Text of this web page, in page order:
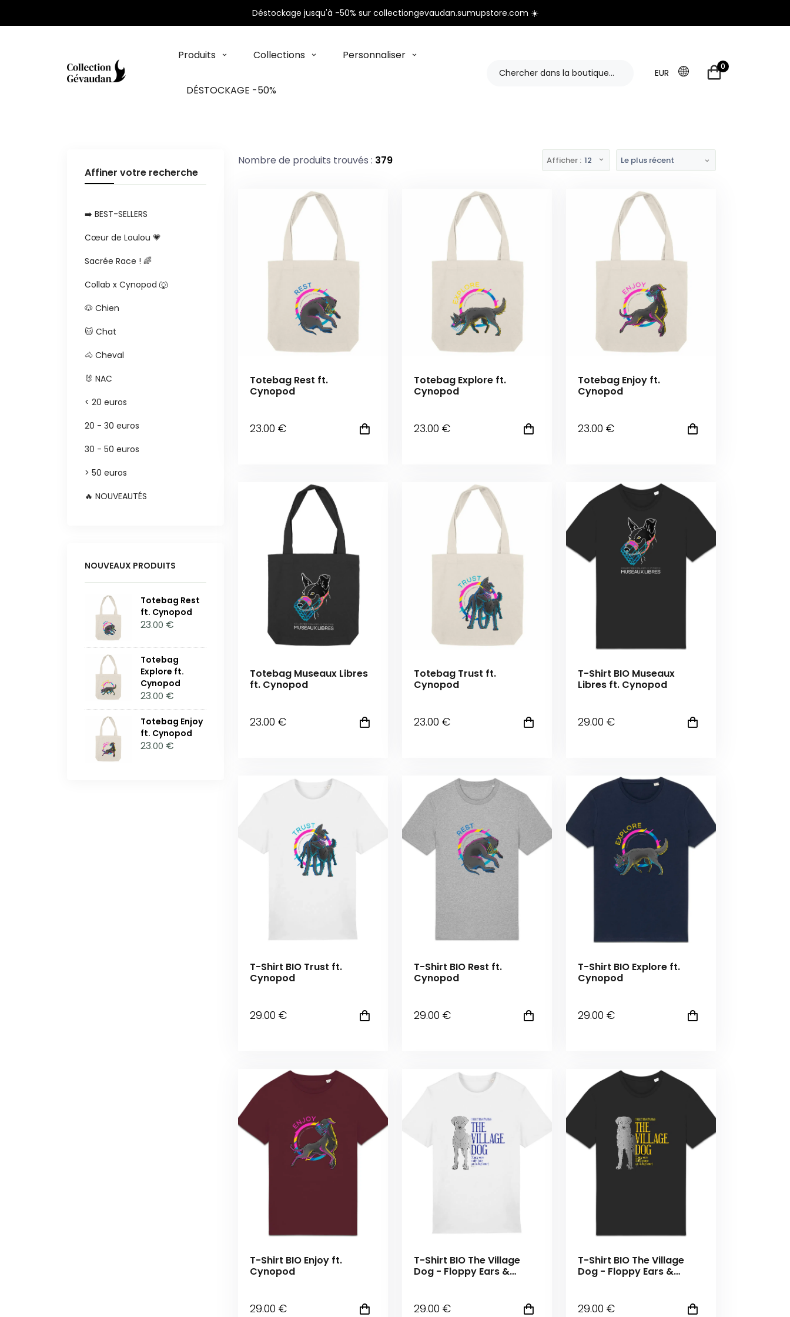
Déstockage jusqu'à -50% sur collectiongevaudan.sumupstore.com ☀️
Produits Collections Personnaliser
DÉSTOCKAGE -50%
EUR
0
Nombre de produits trouvés : 379 Afficher : 12 Le plus récent
Totebag Rest ft.
Cynopod
23.00 €
Totebag Explore ft.
Cynopod
23.00 €
Totebag Enjoy ft.
Cynopod
23.00 €
Totebag Museaux Libres
ft. Cynopod
23.00 €
Totebag Trust ft.
Cynopod
23.00 €
T-Shirt BIO Museaux
Libres ft. Cynopod
29.00 €
T-Shirt BIO Trust ft.
Cynopod
29.00 €
T-Shirt BIO Rest ft.
Cynopod
29.00 €
T-Shirt BIO Explore ft.
Cynopod
29.00 €
T-Shirt BIO Enjoy ft.
Cynopod
29.00 €
T-Shirt BIO The Village
Dog - Floppy Ears &
29.00 €
T-Shirt BIO The Village
Dog - Floppy Ears &
29.00 €
Affiner votre recherche
➡️ BEST-SELLERS
Cœur de Loulou 💗
Sacrée Race ! 🌈
Collab x Cynopod 🐺
🐶 Chien
🐱 Chat
🐴 Cheval
🐰 NAC
< 20 euros
20 - 30 euros
30 - 50 euros
> 50 euros
🔥 NOUVEAUTÉS
NOUVEAUX PRODUITS
Totebag Rest
ft. Cynopod
23.00 €
Totebag
Explore ft.
Cynopod
23.00 €
Totebag Enjoy
ft. Cynopod
23.00 €